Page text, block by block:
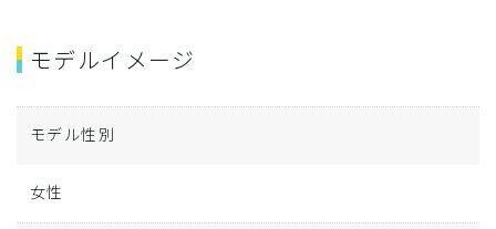
モデルイメージ
モデル性別
女性